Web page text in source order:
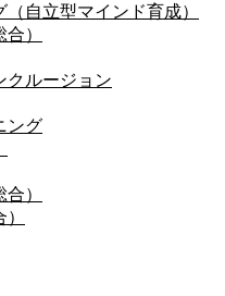
自立型マインド育成）
）
クルージョン
ング
）